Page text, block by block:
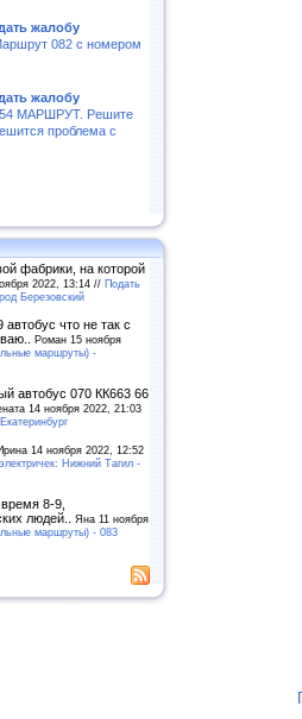
жалобу
082 с номером
жалобу
МАРШРУТ. Решите
проблема с
фабрики, на которой
2022, 13:14 // Подать
Березовский
что не так с
Роман 15 ноября
маршруты) -
автобус 070 КК663 66
14 ноября 2022, 21:03
14 ноября 2022, 12:52
Нижний Тагил -
8-9,
людей.. Яна 11 ноября
маршруты) - 083